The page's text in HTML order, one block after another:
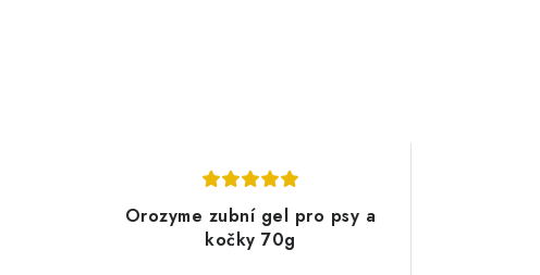
Orozyme zubní gel pro psy a
kočky 70g